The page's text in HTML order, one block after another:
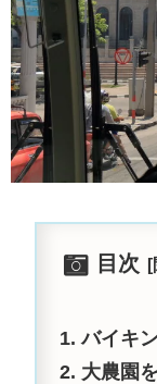
目次
バイキ
大農園